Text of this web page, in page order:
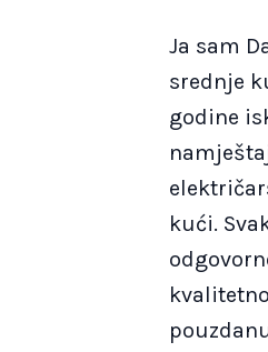
Ja sam
srednje
godine
kući.